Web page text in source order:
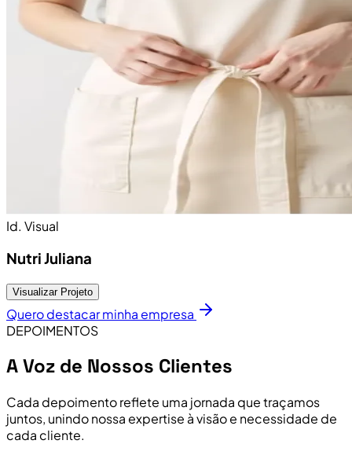
Id. Visual
Nutri Juliana
Visualizar Projeto
Quero destacar minha empresa
DEPOIMENTOS
A Voz de Nossos Clientes
Cada depoimento reflete uma jornada que traçamos
juntos, unindo nossa expertise à visão e necessidade de
cada cliente.